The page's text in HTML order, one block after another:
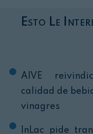
Esto Le
AIVE
calidad de
vinagres
InLac pide